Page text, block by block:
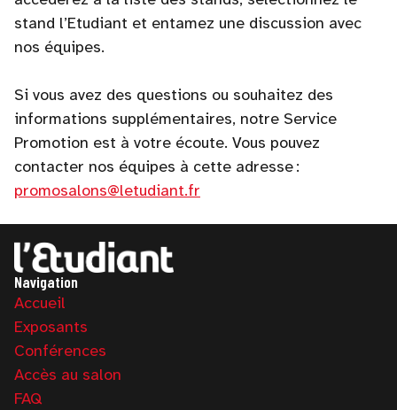
stand l’Etudiant et entamez une discussion avec
nos équipes.
Si vous avez des questions ou souhaitez des
informations supplémentaires, notre Service
Promotion est à votre écoute. Vous pouvez
contacter nos équipes à cette adresse :
promosalons@letudiant.fr
Navigation
Accueil
Exposants
Conférences
Accès au salon
FAQ